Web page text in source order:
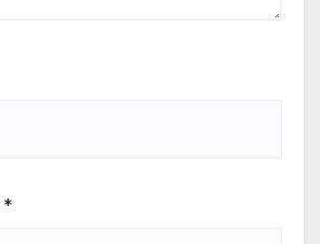
*